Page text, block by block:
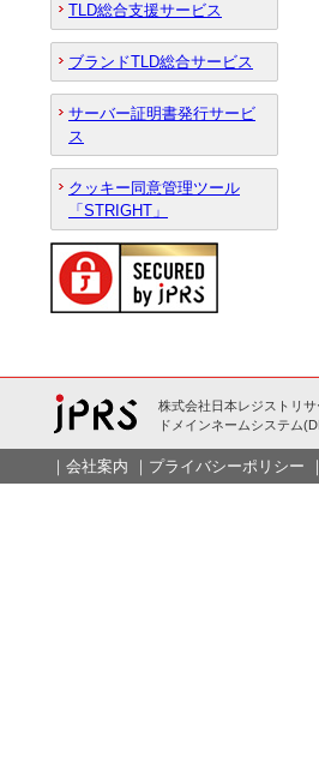
TLD総合支援サービス
ブランドTLD総合サービス
サーバー証明書発行サービ
ス
クッキー同意管理ツール
「STRIGHT」
株式会社日本レジストリ
ドメインネームシステム
｜ 会社案内 ｜ プライバシーポリシー ｜